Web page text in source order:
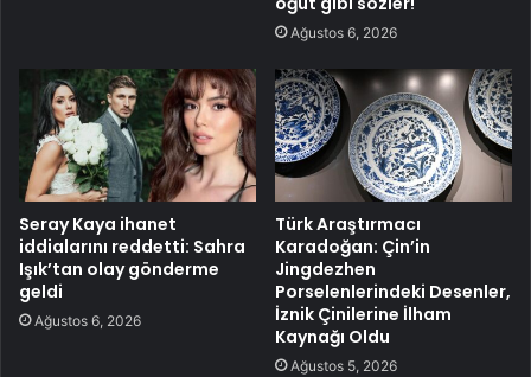
Ağustos 6, 2026
Seray Kaya ihanet
iddialarını reddetti: Sahra
Işık’tan olay gönderme
geldi
Ağustos 6, 2026
Türk Araştırmacı
Karadoğan: Çin’in
Jingdezhen
Porselenlerindeki Desenler,
İznik Çinilerine İlham
Kaynağı Oldu
Ağustos 5, 2026